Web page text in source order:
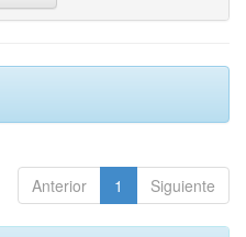
Anterior 1 Siguiente